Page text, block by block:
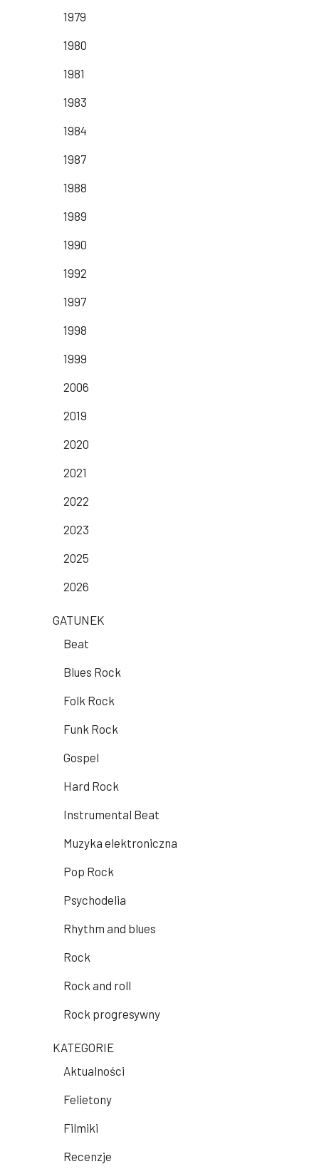
1979
1980
1981
1983
1984
1987
1988
1989
1990
1992
1997
1998
1999
2006
2019
2020
2021
2022
2023
2025
2026
GATUNEK
Beat
Blues Rock
Folk Rock
Funk Rock
Gospel
Hard Rock
Instrumental Beat
Muzyka elektroniczna
Pop Rock
Psychodelia
Rhythm and blues
Rock
Rock and roll
Rock progresywny
KATEGORIE
Aktualności
Felietony
Filmiki
Recenzje